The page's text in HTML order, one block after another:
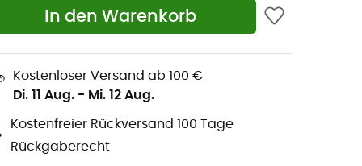
In den Warenkorb
Kostenloser Versand ab 100 €
Di. 11 Aug. - Mi. 12 Aug.
Kostenfreier Rückversand 100 Tage
Rückgaberecht